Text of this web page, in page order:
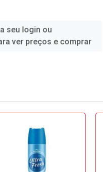
seu login ou
ver preços e comprar